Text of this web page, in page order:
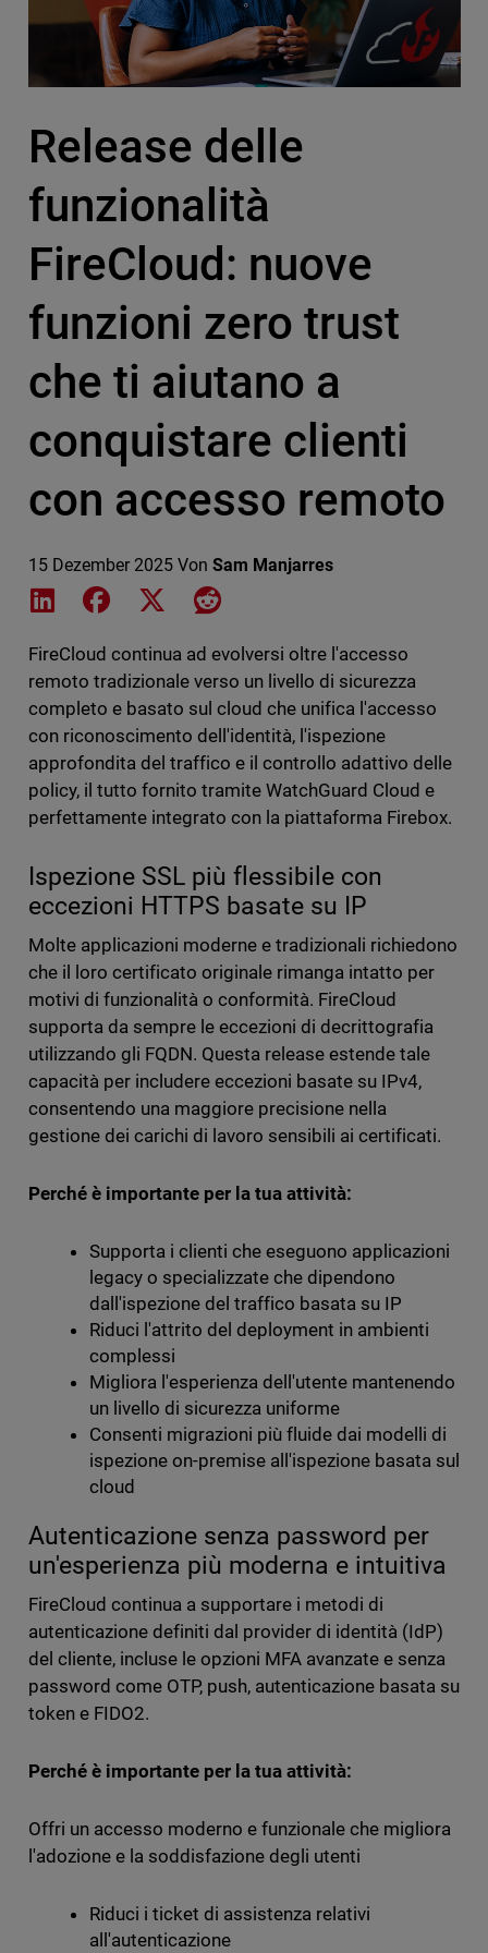
Release delle
funzionalità
FireCloud: nuove
funzioni zero trust
che ti aiutano a
conquistare clienti
con accesso remoto
15 Dezember 2025 Von Sam Manjarres
Share on LinkedIn
Share on Facebook
Share on XShare on Reddit
FireCloud continua ad evolversi oltre l'accesso
remoto tradizionale verso un livello di sicurezza
completo e basato sul cloud che unifica l'accesso
con riconoscimento dell'identità, l'ispezione
approfondita del traffico e il controllo adattivo delle
policy, il tutto fornito tramite WatchGuard Cloud e
perfettamente integrato con la piattaforma Firebox.
Ispezione SSL più flessibile con
eccezioni HTTPS basate su IP
Molte applicazioni moderne e tradizionali richiedono
che il loro certificato originale rimanga intatto per
motivi di funzionalità o conformità. FireCloud
supporta da sempre le eccezioni di decrittografia
utilizzando gli FQDN. Questa release estende tale
capacità per includere eccezioni basate su IPv4,
consentendo una maggiore precisione nella
gestione dei carichi di lavoro sensibili ai certificati.
Perché è importante per la tua attività:
Supporta i clienti che eseguono applicazioni
legacy o specializzate che dipendono
dall'ispezione del traffico basata su IP
Riduci l'attrito del deployment in ambienti
complessi
Migliora l'esperienza dell'utente mantenendo
un livello di sicurezza uniforme
Consenti migrazioni più fluide dai modelli di
ispezione on-premise all'ispezione basata sul
cloud
Autenticazione senza password per
un'esperienza più moderna e intuitiva
FireCloud continua a supportare i metodi di
autenticazione definiti dal provider di identità (IdP)
del cliente, incluse le opzioni MFA avanzate e senza
password come OTP, push, autenticazione basata su
token e FIDO2.
Perché è importante per la tua attività:
Offri un accesso moderno e funzionale che migliora
l'adozione e la soddisfazione degli utenti
Riduci i ticket di assistenza relativi
all'autenticazione